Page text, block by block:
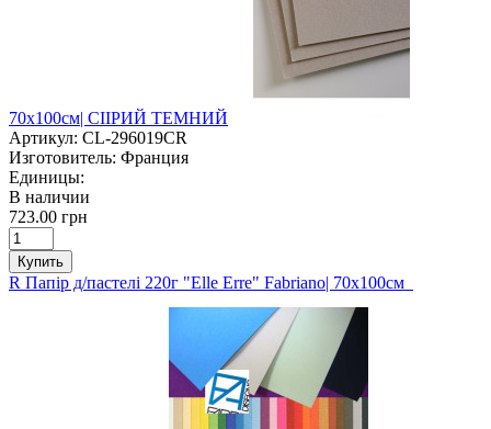
70х100см| СІІРИЙ ТЕМНИЙ
Артикул: CL-296019CR
Изготовитель: Франция
Единицы:
В наличии
723.00 грн
Купить
R Папір д/пастелі 220г "Elle Erre" Fabriano| 70х100см